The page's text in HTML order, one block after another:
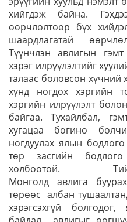
хийгдэж байна.
өөрчлөлтөөр бүх
шаардлагатай
Түүнчлэн авлигын
хэрэг илрүүлэлтийг
талаас боловсон хүчний
хүнд ногдох хэргийн
хэргийн илрүүлэлт
байгаа. Тухайлбал,
хугацаа богино
ногдуулах ялын
төр засгийн
холбоотой.
Монголд авлига
төрөөс албан
хэрэгсэхгүй